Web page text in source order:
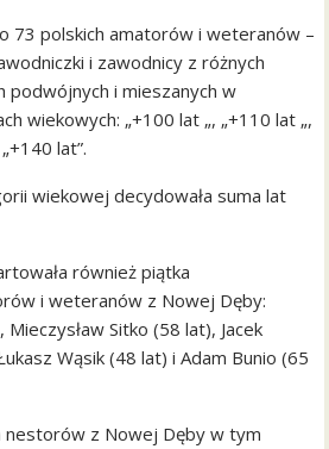
73 polskich amatorów i weteranów –
i zawodnicy z różnych
podwójnych i mieszanych w
wiekowych: „+100 lat „, „+110 lat „,
lat”.
wiekowej decydowała suma lat
również piątka
i weteranów z Nowej Dęby:
Sitko (58 lat), Jacek
Wąsik (48 lat) i Adam Bunio (65
nestorów z Nowej Dęby w tym